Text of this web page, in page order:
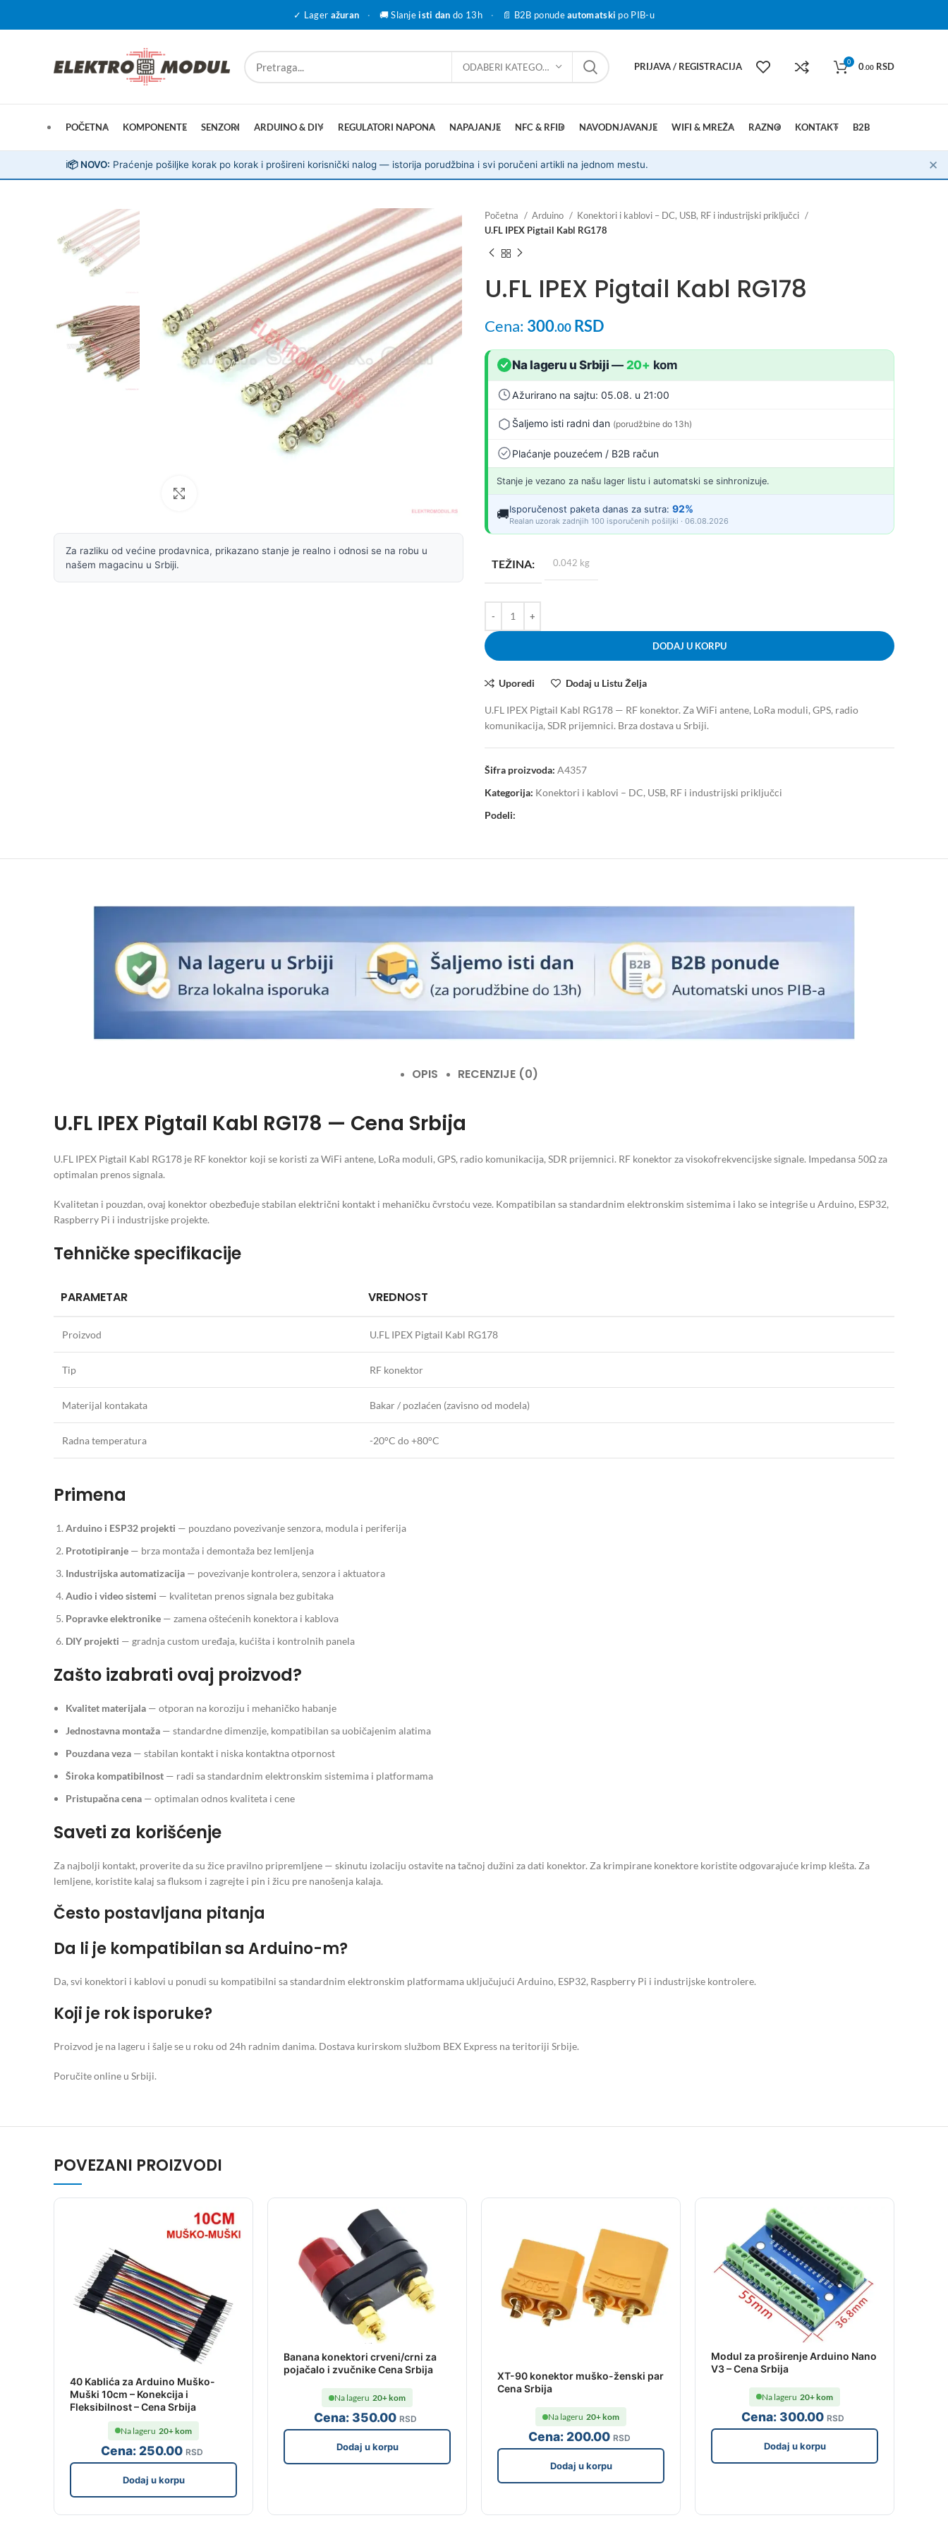
✓ Lager ažuran · 🚚 Slanjeisti dan do 13h · 📄 B2B ponudeautomatski po PIB-u
ODABERI KATEGORIJU PRIJAVA / REGISTRACIJA 0 0.00 RSD
POČETNA KOMPONENTE SENZORI ARDUINO & DIY REGULATORI NAPONA NAPAJANJE NFC & RFID NAVODNJAVANJE WIFI & MREŽA RAZNO KONTAKT B2B
ℹ️📦 NOVO: Praćenje pošiljke korak po korak i prošireni korisnički nalog — istorija porudžbina i svi poručeni artikli na jednom mestu. ✕
Za razliku od većine prodavnica, prikazano stanje je realno i odnosi se na robu u
našem magacinu u Srbiji.
Početna Arduino
Konektori i kablovi – DC, USB, RF i industrijski priključci
U.FL IPEX Pigtail Kabl RG178
U.FL IPEX Pigtail Kabl RG178
Cena: 300.00 RSD
Na lageru u Srbiji — 20+ kom
Ažurirano na sajtu: 05.08. u 21:00
Šaljemo isti radni dan (porudžbine do 13h)
Plaćanje pouzećem / B2B račun
Stanje je vezano za našu lager listu i automatski se sinhronizuje.
🚚Isporučenost paketa danas za sutra: 92%
Realan uzorak zadnjih 100 isporučenih pošiljki · 06.08.2026
TEŽINA 0.042 kg
DODAJ U KORPU
Uporedi Dodaj u Listu Želja
U.FL IPEX Pigtail Kabl RG178 — RF konektor. Za WiFi antene, LoRa moduli, GPS, radio
komunikacija, SDR prijemnici. Brza dostava u Srbiji.
Šifra proizvoda: A4357
Kategorija: Konektori i kablovi – DC, USB, RF i industrijski priključci
Podeli:
OPIS RECENZIJE (0)
U.FL IPEX Pigtail Kabl RG178 — Cena Srbija
U.FL IPEX Pigtail Kabl RG178 je RF konektor koji se koristi za WiFi antene, LoRa moduli, GPS, radio komunikacija, SDR prijemnici. RF konektor za visokofrekvencijske signale. Impedansa 50Ω za
optimalan prenos signala.
Kvalitetan i pouzdan, ovaj konektor obezbeđuje stabilan električni kontakt i mehaničku čvrstoću veze. Kompatibilan sa standardnim elektronskim sistemima i lako se integriše u Arduino, ESP32,
Raspberry Pi i industrijske projekte.
Tehničke specifikacije
PARAMETAR VREDNOST
Proizvod U.FL IPEX Pigtail Kabl RG178
Tip RF konektor
Materijal kontakata Bakar / pozlaćen (zavisno od modela)
Radna temperatura -20°C do +80°C
Primena
Arduino i ESP32 projekti — pouzdano povezivanje senzora, modula i periferija
Prototipiranje — brza montaža i demontaža bez lemljenja
Industrijska automatizacija — povezivanje kontrolera, senzora i aktuatora
Audio i video sistemi — kvalitetan prenos signala bez gubitaka
Popravke elektronike — zamena oštećenih konektora i kablova
DIY projekti — gradnja custom uređaja, kućišta i kontrolnih panela
Zašto izabrati ovaj proizvod?
Kvalitet materijala — otporan na koroziju i mehaničko habanje
Jednostavna montaža — standardne dimenzije, kompatibilan sa uobičajenim alatima
Pouzdana veza — stabilan kontakt i niska kontaktna otpornost
Široka kompatibilnost — radi sa standardnim elektronskim sistemima i platformama
Pristupačna cena — optimalan odnos kvaliteta i cene
Saveti za korišćenje
Za najbolji kontakt, proverite da su žice pravilno pripremljene — skinutu izolaciju ostavite na tačnoj dužini za dati konektor. Za krimpirane konektore koristite odgovarajuće krimp klešta. Za
lemljene, koristite kalaj sa fluksom i zagrejte i pin i žicu pre nanošenja kalaja.
Često postavljana pitanja
Da li je kompatibilan sa Arduino-m?
Da, svi konektori i kablovi u ponudi su kompatibilni sa standardnim elektronskim platformama uključujući Arduino, ESP32, Raspberry Pi i industrijske kontrolere.
Koji je rok isporuke?
Proizvod je na lageru i šalje se u roku od 24h radnim danima. Dostava kurirskom službom BEX Express na teritoriji Srbije.
Poručite online u Srbiji.
POVEZANI PROIZVODI
40 Kablića za Arduino Muško-
Muški 10cm – Konekcija i
Fleksibilnost – Cena Srbija
Cena: 250.00 RSD
Na lageru 20+ kom
Dodaj u korpu
Banana konektori crveni/crni za
pojačalo i zvučnike Cena Srbija
Cena:350.00 RSD
Na lageru 20+ kom
Dodaj u korpu
XT-90 konektor muško-ženski par
Cena Srbija
Cena: 200.00 RSD
Na lageru 20+ kom
Dodaj u korpu
Modul za proširenje Arduino Nano
V3 – Cena Srbija
Cena:300.00 RSD
Na lageru 20+ kom
Dodaj u korpu